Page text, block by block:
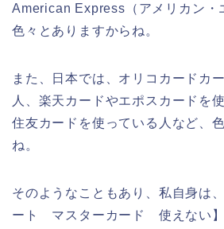
American Express（アメリカン・
色々とありますからね。
また、日本では、オリコカードカ
人、楽天カードやエポスカードを
住友カードを使っている人など、
ね。
そのようなこともあり、私自身は
ート マスターカード 使えない】